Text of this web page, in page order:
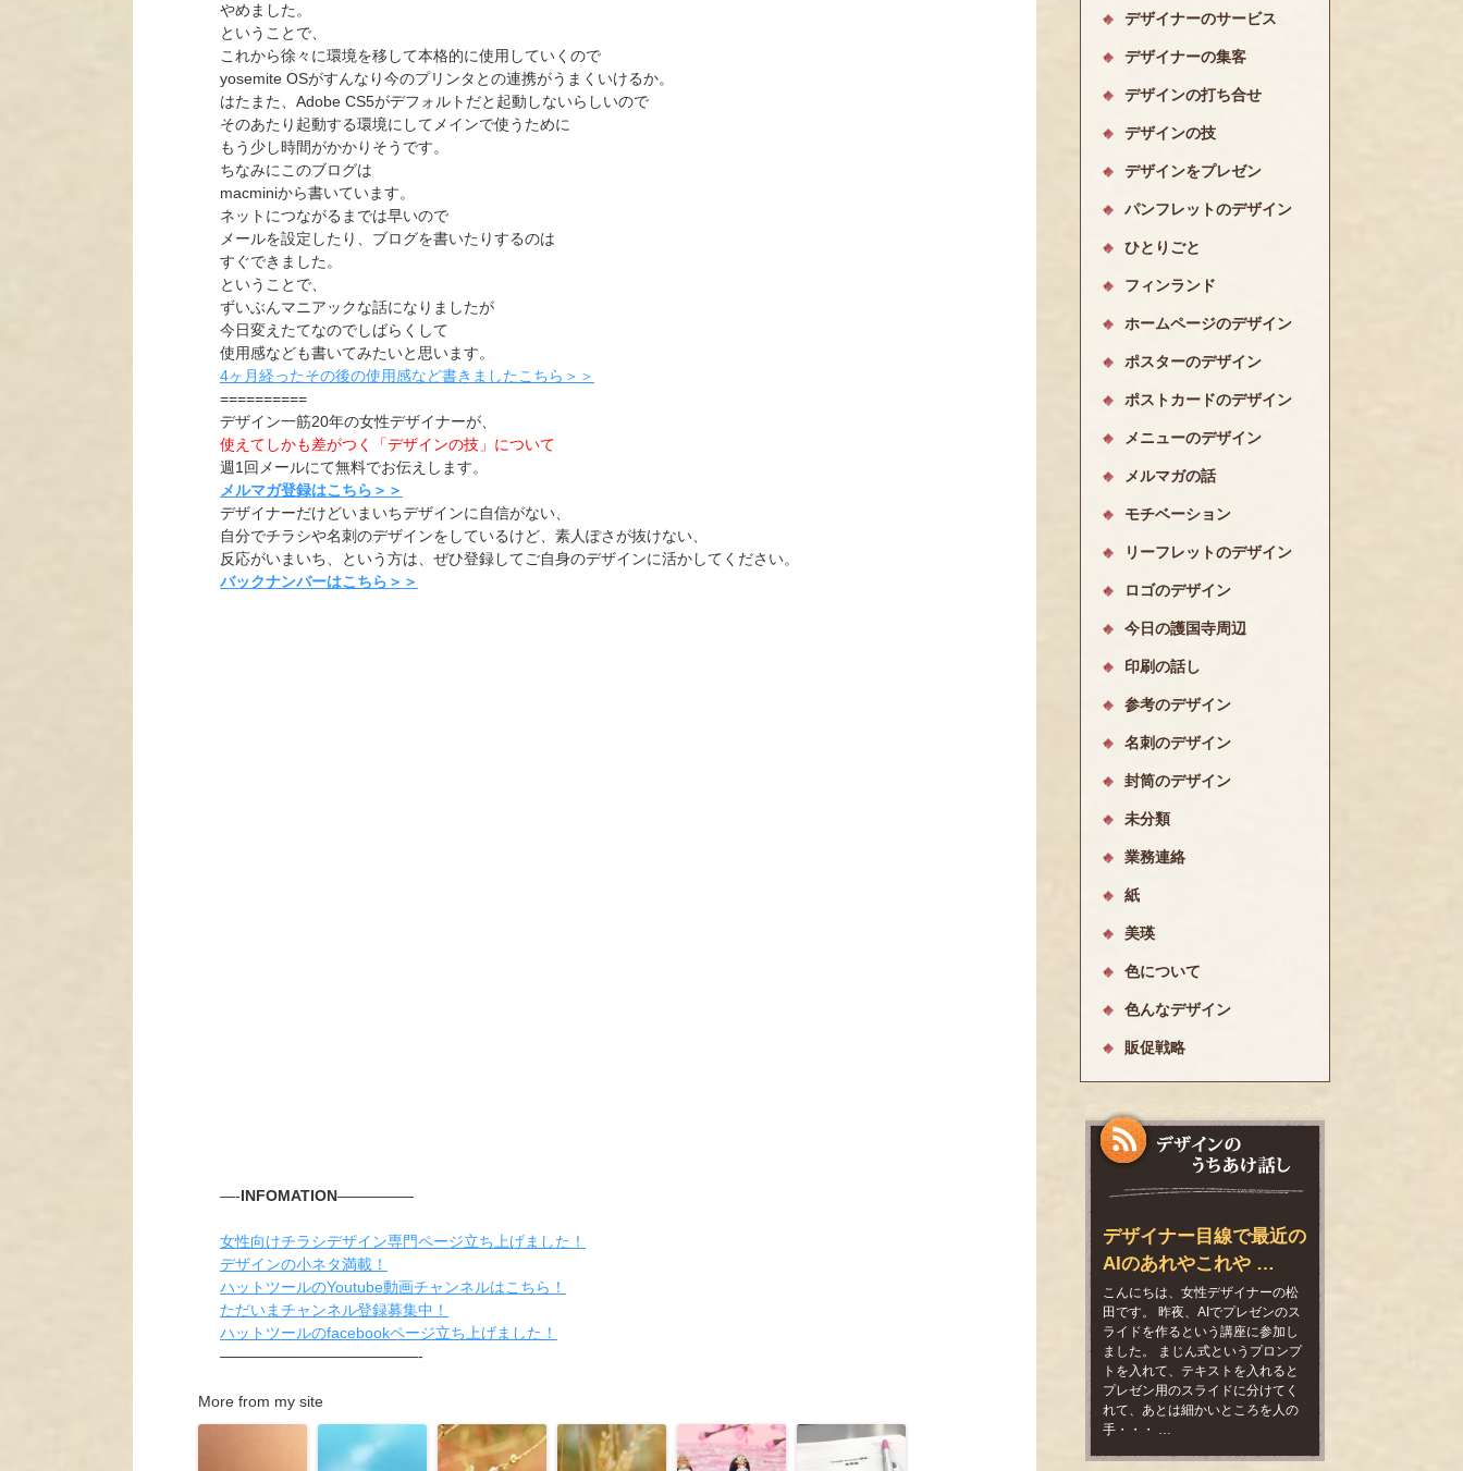
やめました。
ということで、
これから徐々に環境を移して本格的に使用していくので
yosemite OSがすんなり今のプリンタとの連携がうまくいけるか。
はたまた、Adobe CS5がデフォルトだと起動しないらしいので
そのあたり起動する環境にしてメインで使うために
もう少し時間がかかりそうです。
ちなみにこのブログは
macminiから書いています。
ネットにつながるまでは早いので
メールを設定したり、ブログを書いたりするのは
すぐできました。
ということで、
ずいぶんマニアックな話になりましたが
今日変えたてなのでしばらくして
使用感なども書いてみたいと思います。
4ヶ月経ったその後の使用感など書きましたこちら＞＞
==========
デザイン一筋20年の女性デザイナーが、
使えてしかも差がつく「デザインの技」について
週1回メールにて無料でお伝えします。
メルマガ登録はこちら＞＞
デザイナーだけどいまいちデザインに自信がない、
自分でチラシや名刺のデザインをしているけど、素人ぽさが抜けない、
反応がいまいち、という方は、ぜひ登録してご自身のデザインに活かしてください。
バックナンバーはこちら＞＞
—-INFOMATION—————
女性向けチラシデザイン専門ページ立ち上げました！
デザインの小ネタ満載！
ハットツールのYoutube動画チャンネルはこちら！
ただいまチャンネル登録募集中！
ハットツールのfacebookページ立ち上げました！
—————————————-
More from my site
デザイナーのサービス
デザイナーの集客
デザインの打ち合せ
デザインの技
デザインをプレゼン
パンフレットのデザイン
ひとりごと
フィンランド
ホームページのデザイン
ポスターのデザイン
ポストカードのデザイン
メニューのデザイン
メルマガの話
モチベーション
リーフレットのデザイン
ロゴのデザイン
今日の護国寺周辺
印刷の話し
参考のデザイン
名刺のデザイン
封筒のデザイン
未分類
業務連絡
紙
美瑛
色について
色んなデザイン
販促戦略
デザイナー目線で最近の
AIのあれやこれや …
こんにちは、女性デザイナーの松
田です。 昨夜、AIでプレゼンのス
ライドを作るという講座に参加し
ました。 まじん式というプロンプ
トを入れて、テキストを入れると
プレゼン用のスライドに分けてく
れて、あとは細かいところを人の
手・・・ …